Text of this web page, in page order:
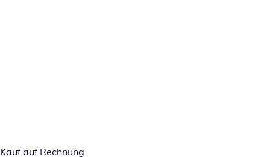
Kauf auf Rechnung